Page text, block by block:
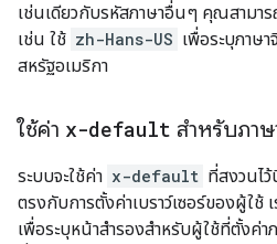
เช่นเดียวกับรหัสภาษาอื่นๆ คุณสามาร
เช่น ใช้ zh-Hans-US เพื่อระบุภาษ
สหรัฐอเมริกา
ใช้ค่า x-default สําหรับภา
ระบบจะใช้ค่า x-default ที่สงวนไ
ตรงกับการตั้งค่าเบราว์เซอร์ของผู้ใช้
เพื่อระบุหน้าสํารองสําหรับผู้ใช้ที่ตั้งค่า